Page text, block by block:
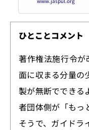
ひとことコメント
著作権法施行令
面に収まる分量の
製が無断でできる
者団体側が「もっ
そうで、ガイドラ